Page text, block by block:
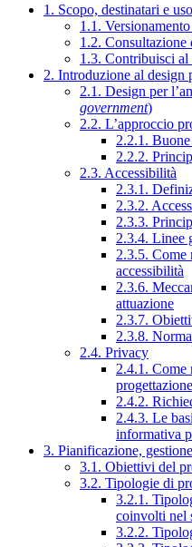
1. Scopo, destinatari e
1.1.
1.2. Consultazione
1.3. Contribuisci al
2. Introduzione al
2.1. Design per
government)
2.2. L’approccio
2.2.1.
2.2.2.
2.3. Accessibilità
2.3.1.
2.3.2.
2.3.3.
2.3.4. Linee
2.3.5. Come
accessibilità
2.3.6.
attuazione
2.3.7.
2.3.8.
2.4. Privacy
2.4.1. Come
2.4.2.
2.4.3. Le
informativa
3. Pianificazione,
3.1. Obiettivi del
3.2. Tipologie di
3.2.1.
coinvolti nel
3.2.2.